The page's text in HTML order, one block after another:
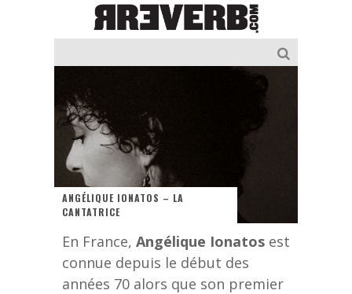
ANGÉLIQUE IONATOS – LA
CANTATRICE
En France, Angélique Ionatos est
connue depuis le début des
années 70 alors que son premier